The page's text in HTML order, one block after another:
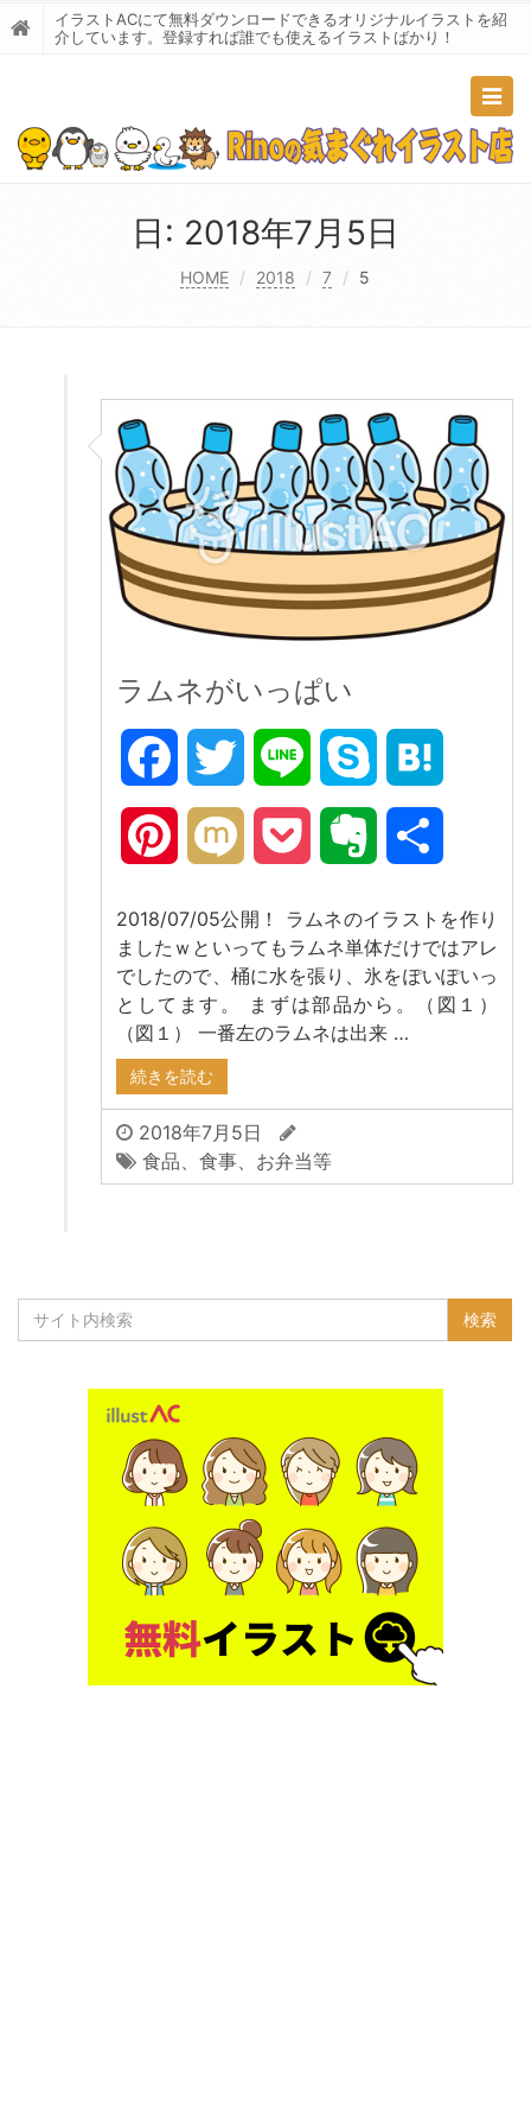
イラストACにて無料ダウンロードできるオリジナルイラストを紹
介しています。登録すれば誰でも使えるイラストばかり！
日: 2018年7月5日
HOME 2018 7 5
ラムネがいっぱい
FacebookTwitter Line Skype
Pinterest Mixi Pocket Evernote
2018/07/05公開！ ラムネのイラストを作り
ましたｗといってもラムネ単体だけではアレ
でしたので、桶に水を張り、氷をぽいぽいっ
としてます。 まずは部品から。（図１）
（図１） 一番左のラムネは出来 …
続きを読む
2018年7月5日
食品、食事、お弁当等